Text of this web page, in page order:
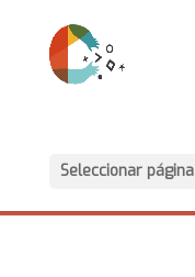
Seleccionar página